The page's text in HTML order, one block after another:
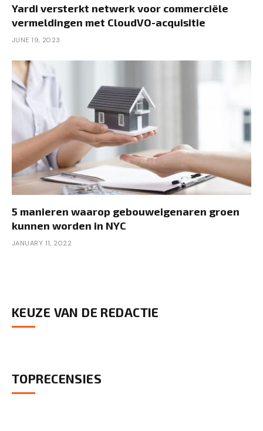
Yardi versterkt netwerk voor commerciële
vermeldingen met CloudVO-acquisitie
JUNE 19, 2023
5 manieren waarop gebouweigenaren groen
kunnen worden in NYC
JANUARY 11, 2022
KEUZE VAN DE REDACTIE
TOPRECENSIES